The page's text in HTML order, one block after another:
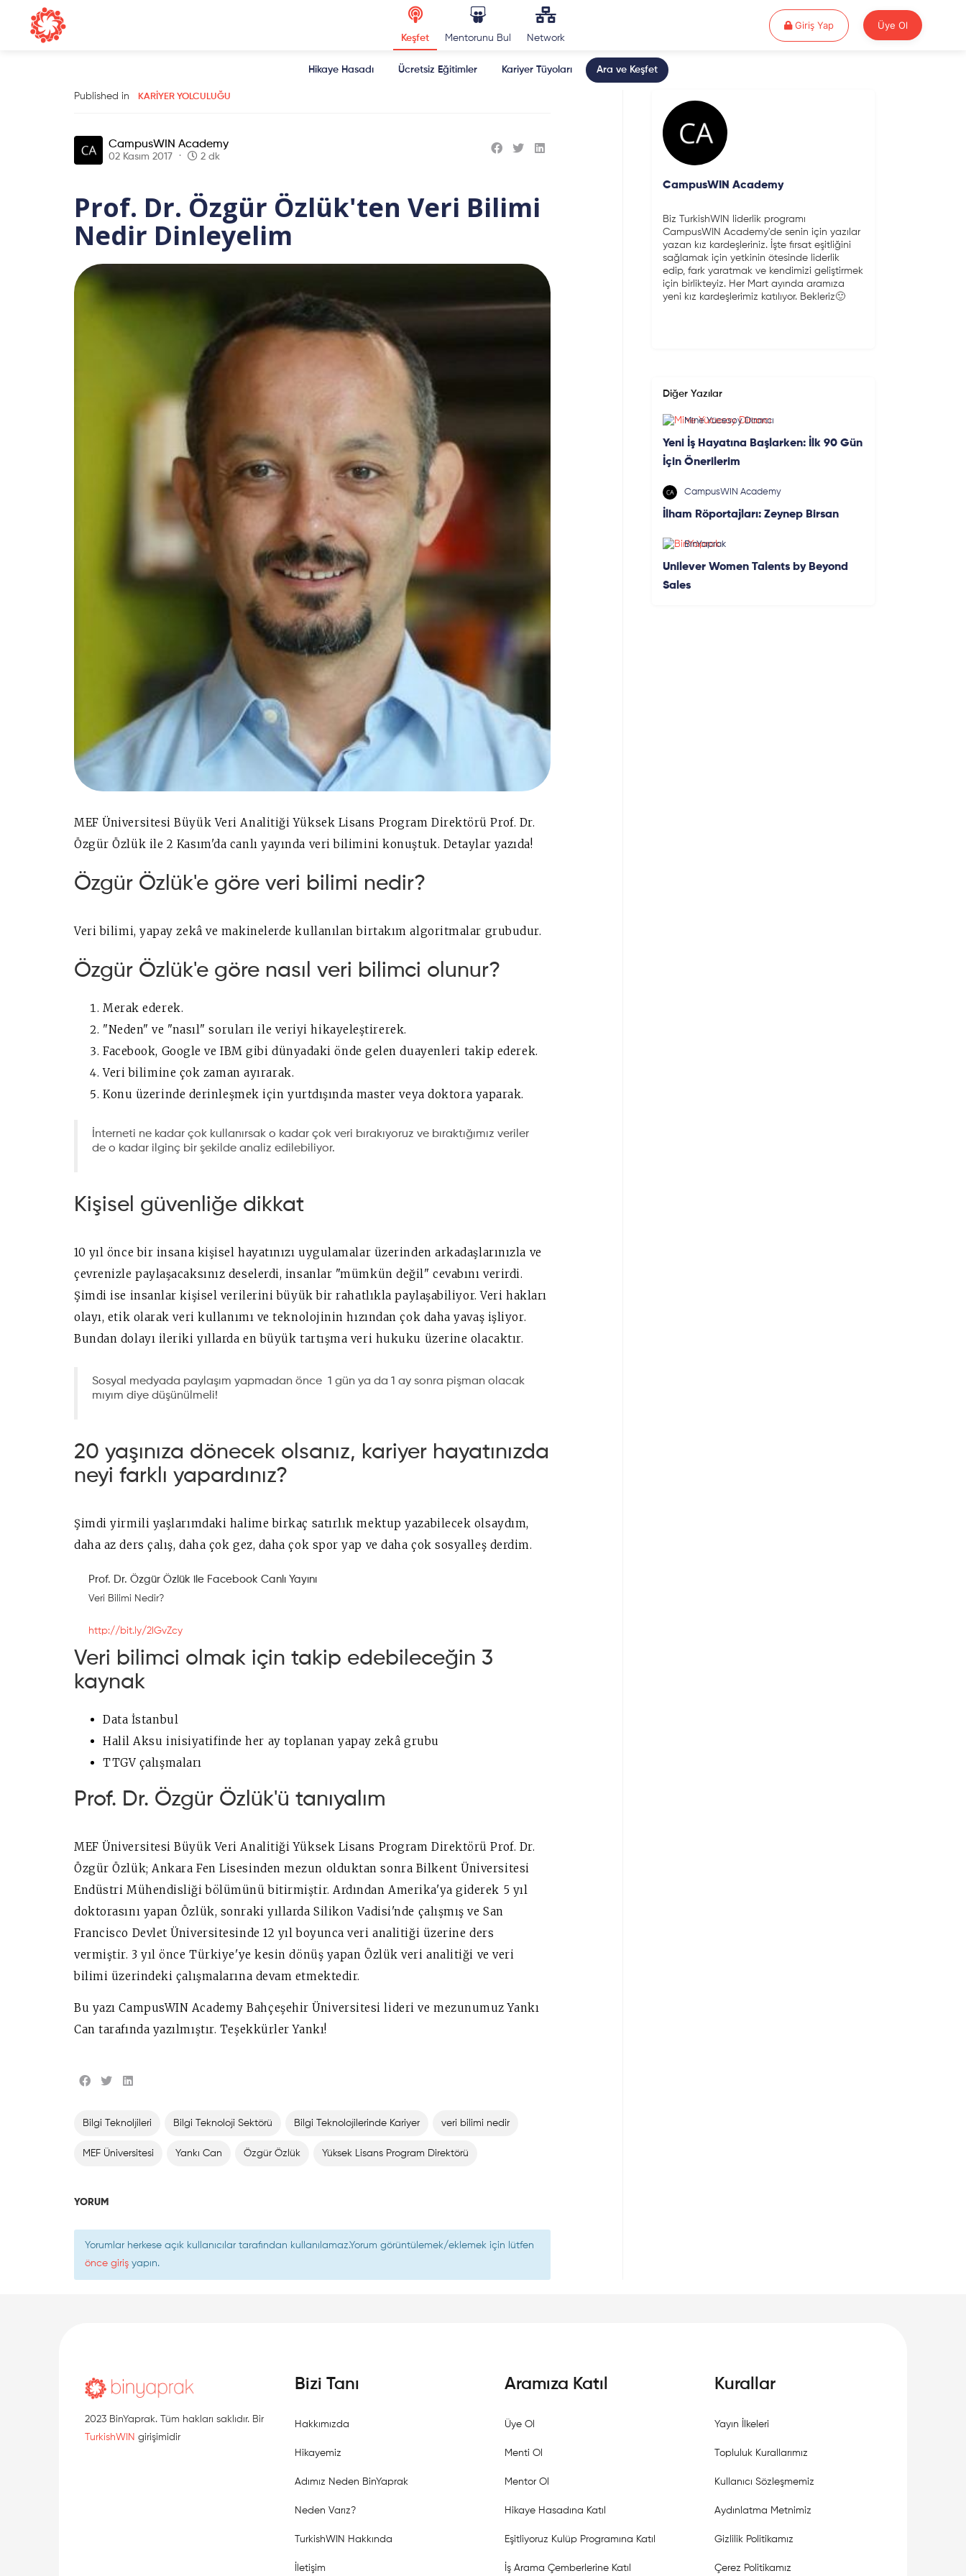
Keşfet Mentorunu Bul Network
Giriş YapGiriş Yap Üye Ol
Hikaye Hasadı Ücretsiz Eğitimler Kariyer Tüyoları Ara ve Keşfet
Published in KARIYER YOLCULUĞU
CampusWIN Academy
02 Kasım 2017 2 dk
Prof. Dr. Özgür Özlük'ten Veri Bilimi
Nedir Dinleyelim
MEF Üniversitesi Büyük Veri Analitiği Yüksek Lisans Program Direktörü Prof. Dr.
Özgür Özlük ile 2 Kasım'da canlı yayında veri bilimini konuştuk. Detaylar yazıda!
Özgür Özlük'e göre veri bilimi nedir?
Veri bilimi, yapay zekâ ve makinelerde kullanılan birtakım algoritmalar grubudur.
Özgür Özlük'e göre nasıl veri bilimci olunur?
Merak ederek.
"Neden" ve "nasıl" soruları ile veriyi hikayeleştirerek.
Facebook, Google ve IBM gibi dünyadaki önde gelen duayenleri takip ederek.
Veri bilimine çok zaman ayırarak.
Konu üzerinde derinleşmek için yurtdışında master veya doktora yaparak.
İnterneti ne kadar çok kullanırsak o kadar çok veri bırakıyoruz ve bıraktığımız veriler
de o kadar ilginç bir şekilde analiz edilebiliyor.
Kişisel güvenliğe dikkat
10 yıl önce bir insana kişisel hayatınızı uygulamalar üzerinden arkadaşlarınızla ve
çevrenizle paylaşacaksınız deselerdi, insanlar "mümkün değil" cevabını verirdi.
Şimdi ise insanlar kişisel verilerini büyük bir rahatlıkla paylaşabiliyor. Veri hakları
olayı, etik olarak veri kullanımı ve teknolojinin hızından çok daha yavaş işliyor.
Bundan dolayı ileriki yıllarda en büyük tartışma veri hukuku üzerine olacaktır.
Sosyal medyada paylaşım yapmadan önce 1 gün ya da 1 ay sonra pişman olacak
mıyım diye düşünülmeli!
20 yaşınıza dönecek olsanız, kariyer hayatınızda
neyi farklı yapardınız?
Şimdi yirmili yaşlarımdaki halime birkaç satırlık mektup yazabilecek olsaydım,
daha az ders çalış, daha çok gez, daha çok spor yap ve daha çok sosyalleş derdim.
Prof. Dr. Özgür Özlük ile Facebook Canlı Yayını
Veri Bilimi Nedir?
http://bit.ly/2lGvZcy
Veri bilimci olmak için takip edebileceğin 3
kaynak
Data İstanbul
Halil Aksu inisiyatifinde her ay toplanan yapay zekâ grubu
TTGV çalışmaları
Prof. Dr. Özgür Özlük'ü tanıyalım
MEF Üniversitesi Büyük Veri Analitiği Yüksek Lisans Program Direktörü Prof. Dr.
Özgür Özlük; Ankara Fen Lisesinden mezun olduktan sonra Bilkent Üniversitesi
Endüstri Mühendisliği bölümünü bitirmiştir. Ardından Amerika'ya giderek 5 yıl
doktorasını yapan Özlük, sonraki yıllarda Silikon Vadisi'nde çalışmış ve San
Francisco Devlet Üniversitesinde 12 yıl boyunca veri analitiği üzerine ders
vermiştir. 3 yıl önce Türkiye'ye kesin dönüş yapan Özlük veri analitiği ve veri
bilimi üzerindeki çalışmalarına devam etmektedir.
Bu yazı CampusWIN Academy Bahçeşehir Üniversitesi lideri ve mezunumuz Yankı
Can tarafında yazılmıştır. Teşekkürler Yankı!
Bilgi Teknoljileri Bilgi Teknoloji Sektörü Bilgi Teknolojilerinde Kariyer veri bilimi nedir
MEF Üniversitesi Yankı Can Özgür Özlük Yüksek Lisans Program Direktörü
YORUM
Yorumlar herkese açık kullanıcılar tarafından kullanılamaz.Yorum görüntülemek/eklemek için lütfen
önce giriş yapın.
CampusWIN Academy
Biz TurkishWIN liderlik programı
CampusWIN Academy'de senin için yazılar
yazan kız kardeşleriniz. İşte fırsat eşitliğini
sağlamak için yetkinin ötesinde liderlik
edip, fark yaratmak ve kendimizi geliştirmek
için birlikteyiz. Her Mart ayında aramıza
yeni kız kardeşlerimiz katılıyor. Bekleriz🙂
Diğer Yazılar
Mine Yücesoy Dirancı
Yeni İş Hayatına Başlarken: İlk 90 Gün
İçin Önerilerim
CampusWIN Academy
İlham Röportajları: Zeynep Birsan
BinYaprak
Unilever Women Talents by Beyond
Sales
2023 BinYaprak. Tüm hakları saklıdır. Bir
TurkishWIN girişimidir
Bizi Tanı
Hakkımızda
Hikayemiz
Adımız Neden BinYaprak
Neden Varız?
TurkishWIN Hakkında
İletişim
Aramıza Katıl
Üye Ol
Menti Ol
Mentor Ol
Hikaye Hasadına Katıl
Eşitliyoruz Kulüp Programına Katıl
İş Arama Çemberlerine Katıl
Kurallar
Yayın İlkeleri
Topluluk Kurallarımız
Kullanıcı Sözleşmemiz
Aydınlatma Metnimiz
Gizlilik Politikamız
Çerez Politikamız